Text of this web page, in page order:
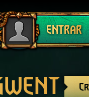
ENTRAR
Sair